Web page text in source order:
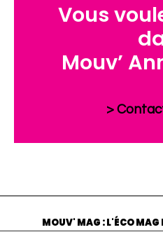
Vous
Mouv’
>
MOUV' MAG : L'ÉCO MAG